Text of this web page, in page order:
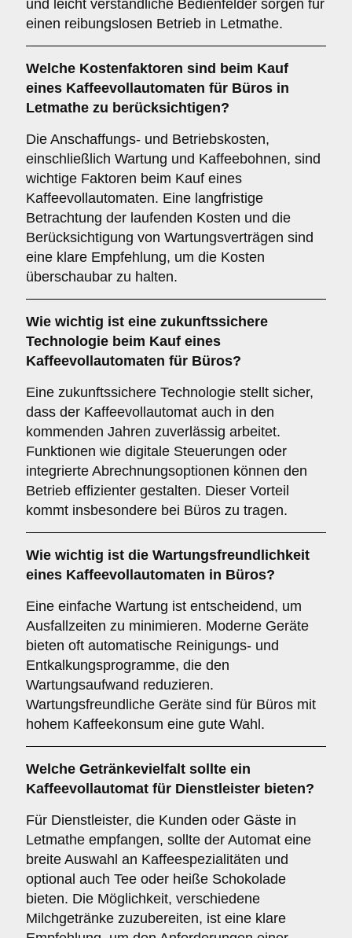
und leicht verständliche Bedienfelder sorgen für
einen reibungslosen Betrieb in Letmathe.
Welche Kostenfaktoren sind beim Kauf
eines Kaffeevollautomaten für Büros in
Letmathe zu berücksichtigen?
Die Anschaffungs- und Betriebskosten,
einschließlich Wartung und Kaffeebohnen, sind
wichtige Faktoren beim Kauf eines
Kaffeevollautomaten. Eine langfristige
Betrachtung der laufenden Kosten und die
Berücksichtigung von Wartungsverträgen sind
eine klare Empfehlung, um die Kosten
überschaubar zu halten.
Wie wichtig ist eine zukunftssichere
Technologie beim Kauf eines
Kaffeevollautomaten für Büros?
Eine zukunftssichere Technologie stellt sicher,
dass der Kaffeevollautomat auch in den
kommenden Jahren zuverlässig arbeitet.
Funktionen wie digitale Steuerungen oder
integrierte Abrechnungsoptionen können den
Betrieb effizienter gestalten. Dieser Vorteil
kommt insbesondere bei Büros zu tragen.
Wie wichtig ist die Wartungsfreundlichkeit
eines Kaffeevollautomaten in Büros?
Eine einfache Wartung ist entscheidend, um
Ausfallzeiten zu minimieren. Moderne Geräte
bieten oft automatische Reinigungs- und
Entkalkungsprogramme, die den
Wartungsaufwand reduzieren.
Wartungsfreundliche Geräte sind für Büros mit
hohem Kaffeekonsum eine gute Wahl.
Welche Getränkevielfalt sollte ein
Kaffeevollautomat für Dienstleister bieten?
Für Dienstleister, die Kunden oder Gäste in
Letmathe empfangen, sollte der Automat eine
breite Auswahl an Kaffeespezialitäten und
optional auch Tee oder heiße Schokolade
bieten. Die Möglichkeit, verschiedene
Milchgetränke zuzubereiten, ist eine klare